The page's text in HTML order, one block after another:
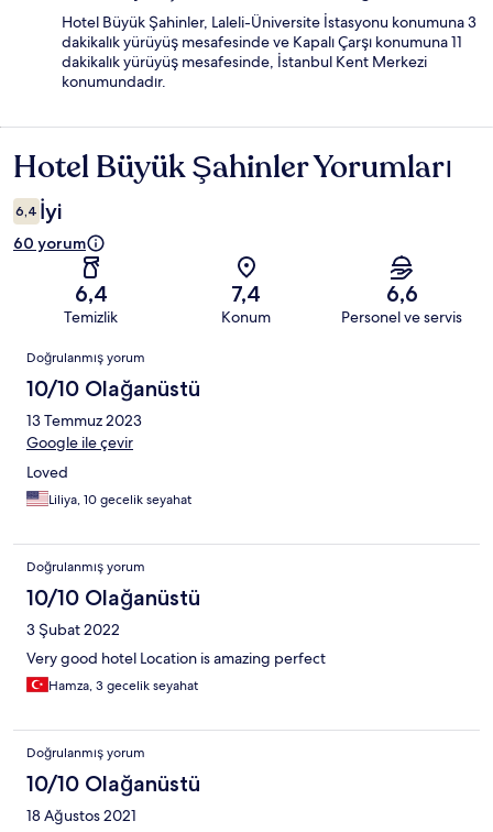
Hotel Büyük Şahinler, Laleli-Üniversite İstasyonu konumuna 3
dakikalık yürüyüş mesafesinde ve Kapalı Çarşı konumuna 11
dakikalık yürüyüş mesafesinde, İstanbul Kent Merkezi
konumundadır.
Yorumlar
Hotel Büyük Şahinler Yorumları
6,4 İyi
60 yorum
6,4
Temizlik
7,4
Konum
6,6
Personel ve servis
Yorumlar
Doğrulanmış yorum
10/10 Olağanüstü
13 Temmuz 2023
Google ile çevir
Loved
Liliya, 10 gecelik seyahat
Doğrulanmış yorum
10/10 Olağanüstü
3 Şubat 2022
Very good hotel Location is amazing perfect
Hamza, 3 gecelik seyahat
Doğrulanmış yorum
10/10 Olağanüstü
18 Ağustos 2021